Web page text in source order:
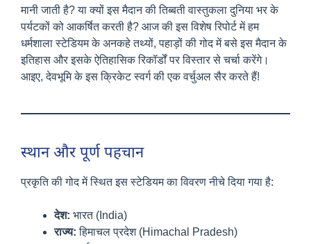
मानी जाती है? या क्यों इस मैदान की तिब्बती वास्तुकला दुनिया भर के
पर्यटकों को आकर्षित करती है? आज की इस विशेष रिपोर्ट में हम
धर्मशाला स्टेडियम के अनकहे तथ्यों, पहाड़ों की गोद में बसे इस मैदान के
इतिहास और इसके ऐतिहासिक रिकॉर्डों पर विस्तार से चर्चा करेंगे।
आइए, देवभूमि के इस क्रिकेट स्वर्ग की एक वर्चुअल सैर करते हैं!
स्थान और पूर्ण पहचान
प्रकृति की गोद में स्थित इस स्टेडियम का विवरण नीचे दिया गया है:
देश: भारत (India)
राज्य: हिमाचल प्रदेश (Himachal Pradesh)